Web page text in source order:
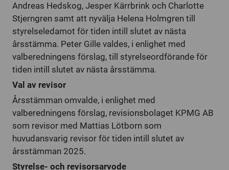
Andreas Hedskog, Jesper Kärrbrink och Charlotte
Stjerngren samt att nyvälja Helena Holmgren till
styrelseledamot för tiden intill slutet av nästa
årsstämma. Peter Gille valdes, i enlighet med
valberedningens förslag, till styrelseordförande för
tiden intill slutet av nästa årsstämma.
Val av revisor
Årsstämman omvalde, i enlighet med
valberedningens förslag, revisionsbolaget KPMG AB
som revisor med Mattias Lötborn som
huvudansvarig revisor för tiden intill slutet av
årsstämman 2025.
Styrelse- och revisorsarvode